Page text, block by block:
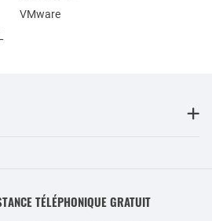
VMware
TÉLÉPHONIQUE GRATUIT